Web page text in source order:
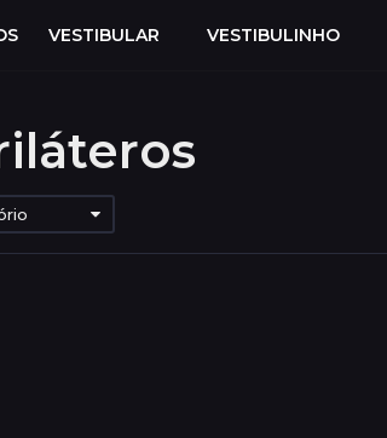
VESTIBULAR VESTIBULINHO